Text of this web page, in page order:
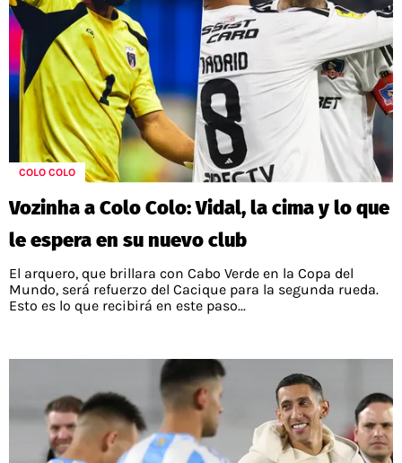
COLO COLO
Vozinha a Colo Colo: Vidal, la cima y lo que
le espera en su nuevo club
El arquero, que brillara con Cabo Verde en la Copa del
Mundo, será refuerzo del Cacique para la segunda rueda.
Esto es lo que recibirá en este paso...